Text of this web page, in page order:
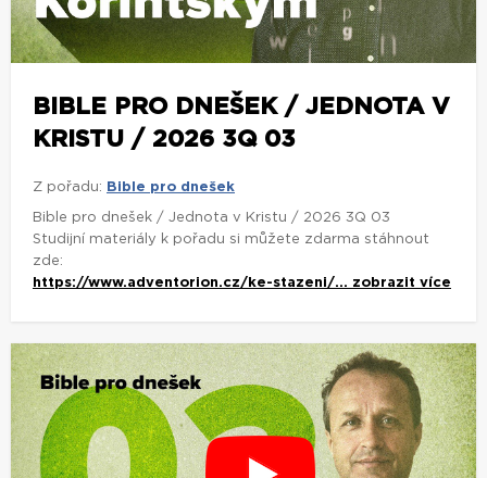
BIBLE PRO DNEŠEK / JEDNOTA V
KRISTU / 2026 3Q 03
Z pořadu: Bible pro dnešek
Bible pro dnešek / Jednota v Kristu / 2026 3Q 03
Studijní materiály k pořadu si můžete zdarma stáhnout
zde:
https://www.adventorion.cz/ke-stazeni/... zobrazit více